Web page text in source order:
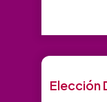
Elección